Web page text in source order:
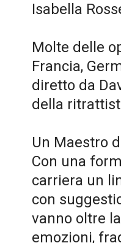
Isabella
Molte delle
Francia,
diretto da
della
Un Maestro
Con una
carriera un
con
vanno oltre
emozioni,